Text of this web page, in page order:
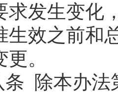
求发生变化
生效之前和
。
条 除本办法